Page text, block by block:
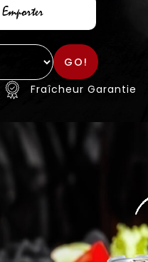
GO!
Fraîcheur Garantie